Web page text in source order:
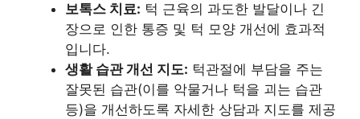
보톡스 치료: 턱 근육의 과도한 발달이나 긴
장으로 인한 통증 및 턱 모양 개선에 효과적
입니다.
생활 습관 개선 지도: 턱관절에 부담을 주는
잘못된 습관(이를 악물거나 턱을 괴는 습관
등)을 개선하도록 자세한 상담과 지도를 제공